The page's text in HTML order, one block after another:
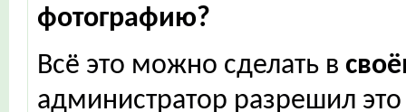
фотографию?
Всё это можно сделать в
администратор разрешил это